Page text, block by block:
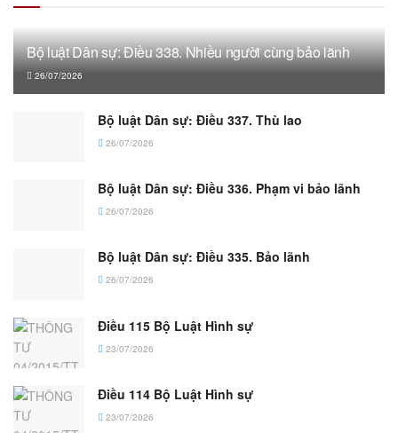
Bộ luật Dân sự: Điều 338. Nhiều người cùng bảo lãnh
26/07/2026
Bộ luật Dân sự: Điều 337. Thù lao
26/07/2026
Bộ luật Dân sự: Điều 336. Phạm vi bảo lãnh
26/07/2026
Bộ luật Dân sự: Điều 335. Bảo lãnh
26/07/2026
Điều 115 Bộ Luật Hình sự
23/07/2026
Điều 114 Bộ Luật Hình sự
23/07/2026